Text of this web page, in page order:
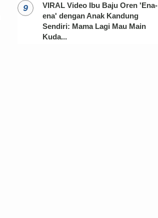
VIRAL Video Ibu Baju Oren 'Ena-
ena' dengan Anak Kandung
Sendiri: Mama Lagi Mau Main
Kuda...